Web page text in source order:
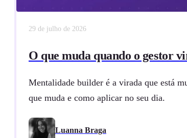
29 de julho de 2026
O que muda quando o gestor
Mentalidade builder é a virada que está
que muda e como aplicar no seu dia.
Luanna Braga